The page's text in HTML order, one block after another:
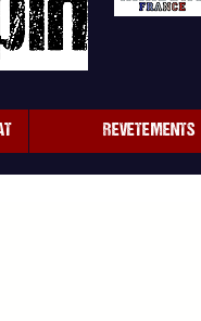
REVETEMENTS